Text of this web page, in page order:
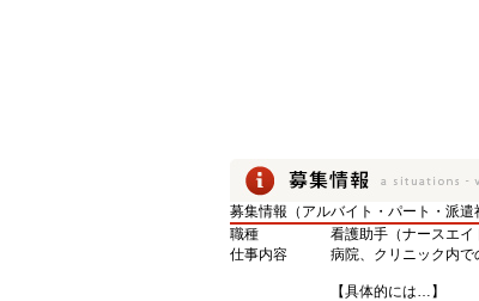
募集情報（アルバイト・パート・派遣
職種
看護助手（ナースエイ
仕事内容
病院、クリニック内で
【具体的には…】